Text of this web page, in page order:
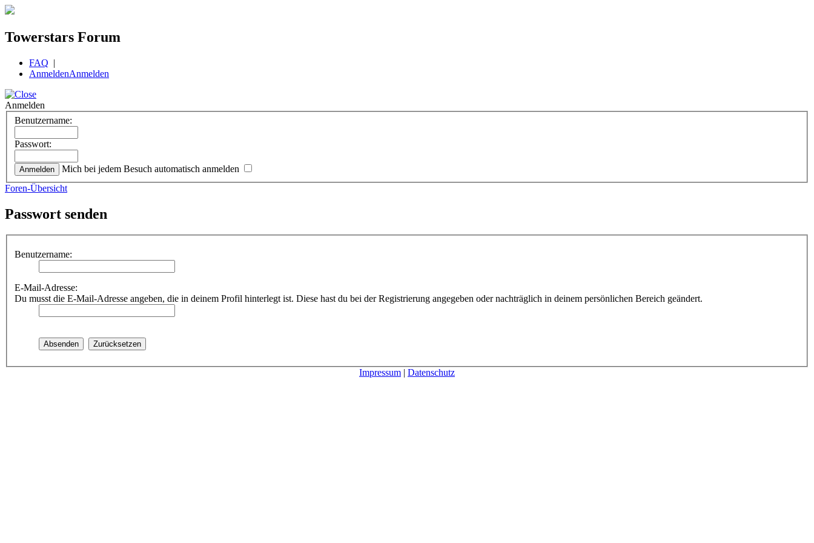
Towerstars Forum
FAQ |
AnmeldenAnmelden
Anmelden
Benutzername:
Passwort:
Mich bei jedem Besuch automatisch anmelden
Foren-Übersicht
Passwort senden
Benutzername:
E-Mail-Adresse:
Du musst die E-Mail-Adresse angeben, die in deinem Profil hinterlegt ist. Diese hast du bei der Registrierung angegeben oder nachträglich in deinem persönlichen Bereich geändert.
Impressum | Datenschutz